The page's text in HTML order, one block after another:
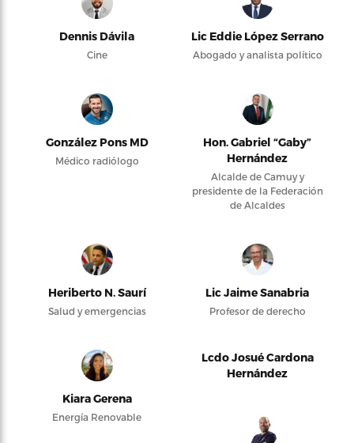
Dennis Dávila
Cine
Lic Eddie López Serrano
Abogado y analista político
González Pons MD
Médico radiólogo
Hon. Gabriel “Gaby”
Hernández
Alcalde de Camuy y
presidente de la Federación
de Alcaldes
Heriberto N. Saurí
Salud y emergencias
Lic Jaime Sanabria
Profesor de derecho
Kiara Gerena
Energía Renovable
Lcdo Josué Cardona
Hernández